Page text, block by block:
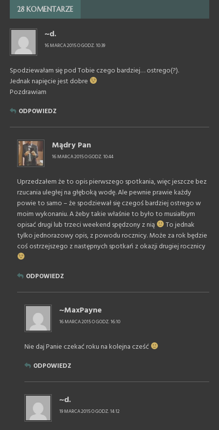
28 KOMENTARZE
~d.
16 MARCA 2015 O GODZ. 10:39
Spodziewałam się pod Tobie czego bardziej… ostrego(?).
Jednak napięcie jest dobre
Pozdrawiam
ODPOWIEDZ
Mądry Pan
16 MARCA 2015 O GODZ. 10:44
Uprzedzałem że to opis pierwszego spotkania, więc jeszcze bez
rzucania uległej na głęboką wodę. Ale pewnie prawie każdy
powie to samo – że spodziewał się czegoś bardziej ostrego w
moim wykonaniu. A żeby takie właśnie to było to musiałbym
opisać drugi lub trzeci weekend spędzony z nią
To jednak
tylko jednorazowy opis, z powodu rocznicy. Może za rok będzie
coś ostrzejszego z następnych spotkań z okazji drugiej rocznicy
ODPOWIEDZ
~MaxPayne
16 MARCA 2015 O GODZ. 16:10
Nie daj Panie czekać roku na kolejna cześć
ODPOWIEDZ
~d.
19 MARCA 2015 O GODZ. 14:12